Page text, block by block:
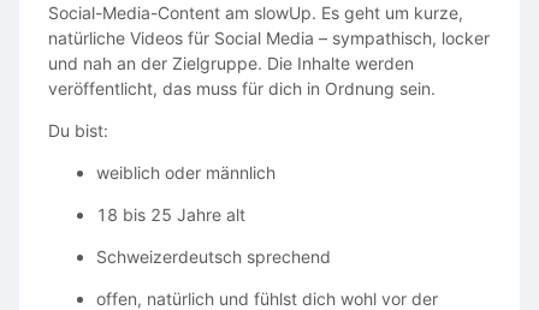
Social-Media-Content am slowUp. Es geht um kurze,
natürliche Videos für Social Media – sympathisch, locker
und nah an der Zielgruppe. Die Inhalte werden
veröffentlicht, das muss für dich in Ordnung sein.
Du bist:
weiblich oder männlich
18 bis 25 Jahre alt
Schweizerdeutsch sprechend
offen, natürlich und fühlst dich wohl vor der